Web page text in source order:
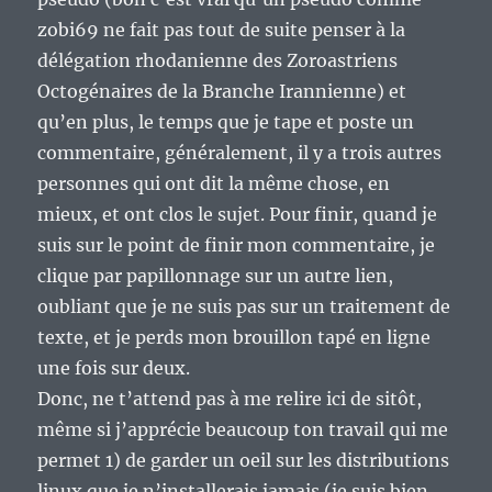
zobi69 ne fait pas tout de suite penser à la
délégation rhodanienne des Zoroastriens
Octogénaires de la Branche Irannienne) et
qu’en plus, le temps que je tape et poste un
commentaire, généralement, il y a trois autres
personnes qui ont dit la même chose, en
mieux, et ont clos le sujet. Pour finir, quand je
suis sur le point de finir mon commentaire, je
clique par papillonnage sur un autre lien,
oubliant que je ne suis pas sur un traitement de
texte, et je perds mon brouillon tapé en ligne
une fois sur deux.
Donc, ne t’attend pas à me relire ici de sitôt,
même si j’apprécie beaucoup ton travail qui me
permet 1) de garder un oeil sur les distributions